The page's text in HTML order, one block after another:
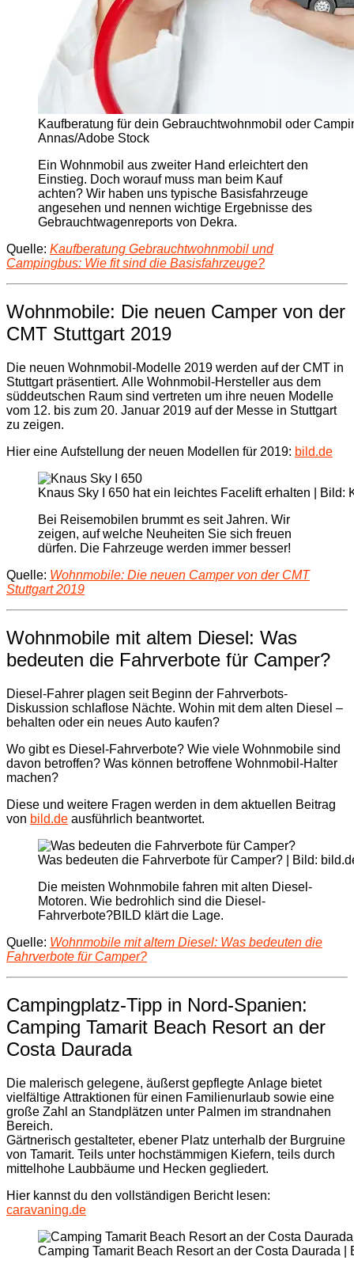
Kaufberatung für dein Gebrauchtwohnmobil oder
Annas/Adobe Stock
Ein Wohnmobil aus zweiter Hand erleichtert den
Einstieg. Doch worauf muss man beim Kauf
achten? Wir haben uns typische Basisfahrzeuge
angesehen und nennen wichtige Ergebnisse des
Gebrauchtwagenreports von Dekra.
Quelle: Kaufberatung Gebrauchtwohnmobil und
Campingbus: Wie fit sind die Basisfahrzeuge?
Wohnmobile: Die neuen Camper von der
CMT Stuttgart 2019
Die neuen Wohnmobil-Modelle 2019 werden auf der CMT in
Stuttgart präsentiert. Alle Wohnmobil-Hersteller aus dem
süddeutschen Raum sind vertreten um ihre neuen Modelle
vom 12. bis zum 20. Januar 2019 auf der Messe in Stuttgart
zu zeigen.
Hier eine Aufstellung der neuen Modellen für 2019: bild.de
Knaus Sky I 650 hat ein leichtes Facelift erhalten | Bild:
Bei Reisemobilen brummt es seit Jahren. Wir
zeigen, auf welche Neuheiten Sie sich freuen
dürfen. Die Fahrzeuge werden immer besser!
Quelle: Wohnmobile: Die neuen Camper von der CMT
Stuttgart 2019
Wohnmobile mit altem Diesel: Was
bedeuten die Fahrverbote für Camper?
Diesel-Fahrer plagen seit Beginn der Fahrverbots-
Diskussion schlaflose Nächte. Wohin mit dem alten Diesel –
behalten oder ein neues Auto kaufen?
Wo gibt es Diesel-Fahrverbote? Wie viele Wohnmobile sind
davon betroffen? Was können betroffene Wohnmobil-Halter
machen?
Diese und weitere Fragen werden in dem aktuellen Beitrag
von bild.de ausführlich beantwortet.
Was bedeuten die Fahrverbote für Camper? | Bild:
Die meisten Wohnmobile fahren mit alten Diesel-
Motoren. Wie bedrohlich sind die Diesel-
Fahrverbote?BILD klärt die Lage.
Quelle: Wohnmobile mit altem Diesel: Was bedeuten die
Fahrverbote für Camper?
Campingplatz-Tipp in Nord-Spanien:
Camping Tamarit Beach Resort an der
Costa Daurada
Die malerisch gelegene, äußerst gepflegte Anlage bietet
vielfältige Attraktionen für einen Familienurlaub sowie eine
große Zahl an Standplätzen unter Palmen im strandnahen
Bereich.
Gärtnerisch gestalteter, ebener Platz unterhalb der Burgruine
von Tamarit. Teils unter hochstämmigen Kiefern, teils durch
mittelhohe Laubbäume und Hecken gegliedert.
Hier kannst du den vollständigen Bericht lesen:
caravaning.de
Camping Tamarit Beach Resort an der Costa Daurada |